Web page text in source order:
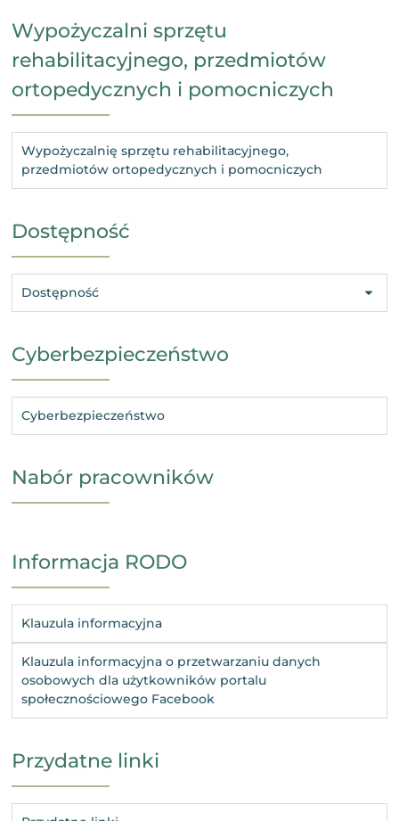
Wypożyczalni sprzętu
rehabilitacyjnego, przedmiotów
ortopedycznych i pomocniczych
Wypożyczalnię sprzętu rehabilitacyjnego,
przedmiotów ortopedycznych i pomocniczych
Dostępność
Dostępność
Cyberbezpieczeństwo
Cyberbezpieczeństwo
Nabór pracowników
Informacja RODO
Klauzula informacyjna
Klauzula informacyjna o przetwarzaniu danych
osobowych dla użytkowników portalu
społecznościowego Facebook
Przydatne linki